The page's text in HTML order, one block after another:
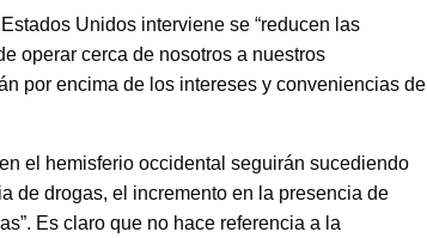
Unidos interviene se “reducen las
operar cerca de nosotros a nuestros
por encima de los intereses y conveniencias de
el hemisferio occidental seguirán sucediendo
de drogas, el incremento en la presencia de
Es claro que no hace referencia a la